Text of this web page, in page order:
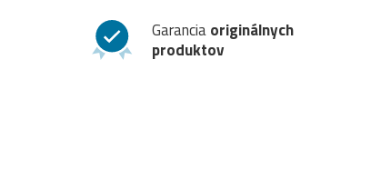
Garanciaoriginálnych
produktov